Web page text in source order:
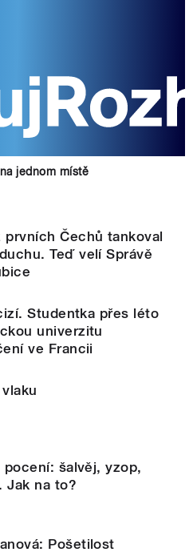
jednom místě
prvních Čechů tankoval
Teď velí Správě
Studentka přes léto
univerzitu
ve Francii
šalvěj, yzop,
Jak na to?
Pošetilost